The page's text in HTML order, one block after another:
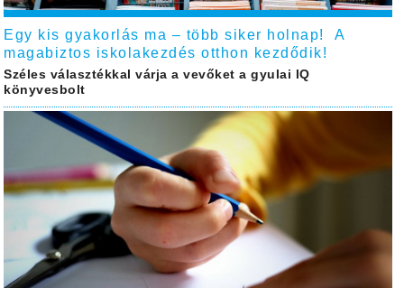
Egy kis gyakorlás ma – több siker holnap! A
magabiztos iskolakezdés otthon kezdődik!
Széles választékkal várja a vevőket a gyulai IQ
könyvesbolt